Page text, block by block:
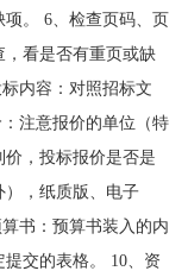
。 6、检查页码、页
，看是否有重页或缺
内容：对照招标文
注意报价的单位（特
，投标报价是否是
，纸质版、电子
书：预算书装入的内
交的表格。 10、资